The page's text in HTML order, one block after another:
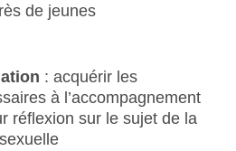
de jeunes
: acquérir les
à l’accompagnement
réflexion sur le sujet de la